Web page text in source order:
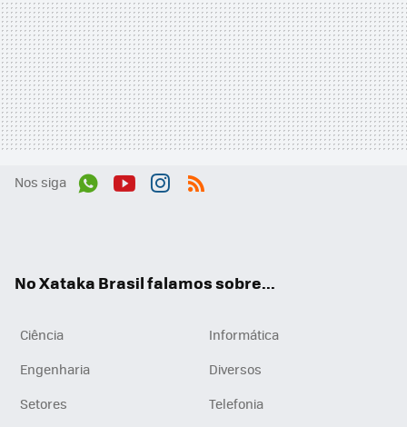
Nos siga
No Xataka Brasil falamos sobre...
Ciência
Informática
Engenharia
Diversos
Setores
Telefonia